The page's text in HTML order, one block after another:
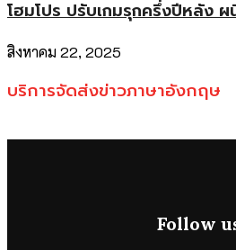
โฮมโปร ปรับเกมรุกครึ่งปีหลัง ผ
สิงหาคม 22, 2025
บริการจัดส่งข่าวภาษาอังกฤษ
Follow